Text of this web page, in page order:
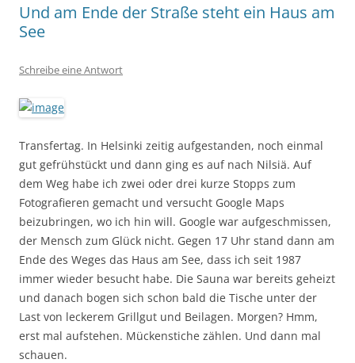
Und am Ende der Straße steht ein Haus am
See
Schreibe eine Antwort
Transfertag. In Helsinki zeitig aufgestanden, noch einmal
gut gefrühstückt und dann ging es auf nach Nilsiä. Auf
dem Weg habe ich zwei oder drei kurze Stopps zum
Fotografieren gemacht und versucht Google Maps
beizubringen, wo ich hin will. Google war aufgeschmissen,
der Mensch zum Glück nicht. Gegen 17 Uhr stand dann am
Ende des Weges das Haus am See, dass ich seit 1987
immer wieder besucht habe. Die Sauna war bereits geheizt
und danach bogen sich schon bald die Tische unter der
Last von leckerem Grillgut und Beilagen. Morgen? Hmm,
erst mal aufstehen. Mückenstiche zählen. Und dann mal
schauen.